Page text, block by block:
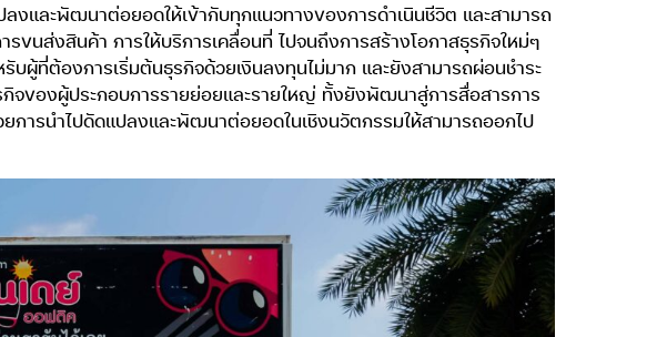
งและพัฒนาต่อยอดให้เข้ากับทุกแนวทางของการดำเนินชีวิต และสามารถ
ขนส่งสินค้า การให้บริการเคลื่อนที่ ไปจนถึงการสร้างโอกาสธุรกิจใหม่ๆ
บผู้ที่ต้องการเริ่มต้นธุรกิจด้วยเงินลงทุนไม่มาก และยังสามารถผ่อนชำระ
กิจของผู้ประกอบการรายย่อยและรายใหญ่ ทั้งยังพัฒนาสู่การสื่อสารการ
การนำไปดัดแปลงและพัฒนาต่อยอดในเชิงนวัตกรรมให้สามารถออกไป